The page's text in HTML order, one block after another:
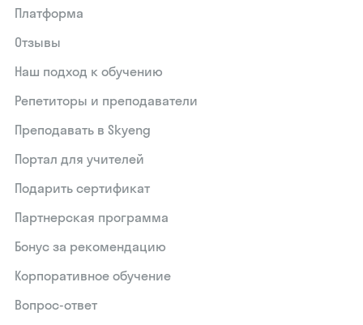
Платформа
Отзывы
Наш подход к обучению
Репетиторы и преподаватели
Преподавать в Skyeng
Портал для учителей
Подарить сертификат
Партнерская программа
Бонус за рекомендацию
Корпоративное обучение
Вопрос-ответ